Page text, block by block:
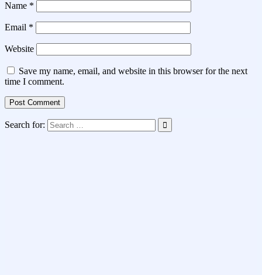
Name *
Email *
Website
Save my name, email, and website in this browser for the next
time I comment.
Search for: